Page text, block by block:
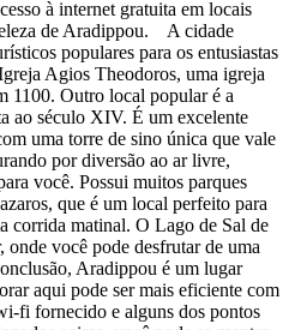
à internet gratuita em locais
de Aradippou. A cidade
populares para os entusiastas
Agios Theodoros, uma igreja
1100. Outro local popular é a
ao século XIV. É um excelente
uma torre de sino única que vale
por diversão ao ar livre,
você. Possui muitos parques
que é um local perfeito para
corrida matinal. O Lago de Sal de
você pode desfrutar de uma
Aradippou é um lugar
aqui pode ser mais eficiente com
fi fornecido e alguns dos pontos